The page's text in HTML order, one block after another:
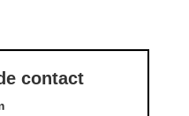
contact